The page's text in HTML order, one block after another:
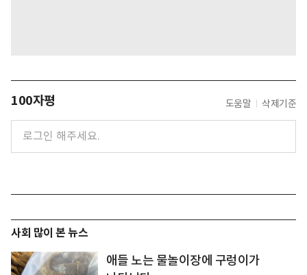
100자평 도움말 삭제기준
사회 많이 본 뉴스
애들 노는 물놀이장에 구렁이가